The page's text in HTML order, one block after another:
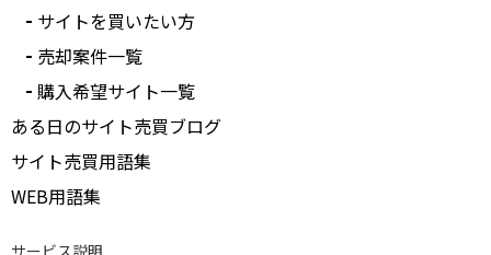
サイトを買いたい方
売却案件一覧
購入希望サイト一覧
ある日のサイト売買ブログ
サイト売買用語集
WEB用語集
サービス説明